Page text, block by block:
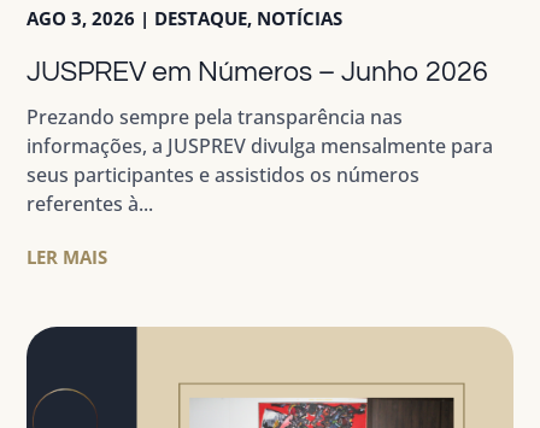
JUSPREV em Números – Junho 2026
AGO 3, 2026 | DESTAQUE, NOTÍCIAS
Prezando sempre pela transparência nas
informações, a JUSPREV divulga mensalmente para
seus participantes e assistidos os números
referentes à...
LER MAIS